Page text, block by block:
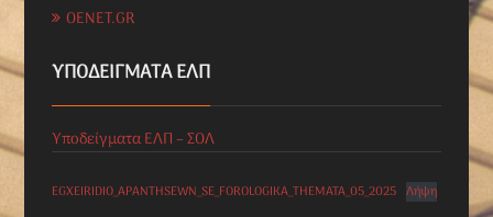
OENET.GR
ΥΠΟΔΕΊΓΜΑΤΑ ΕΛΠ
Υποδείγματα ΕΛΠ – ΣΟΛ
EGXEIRIDIO_APANTHSEWN_SE_FOROLOGIKA_THEMATA_05_2025 Λήψη